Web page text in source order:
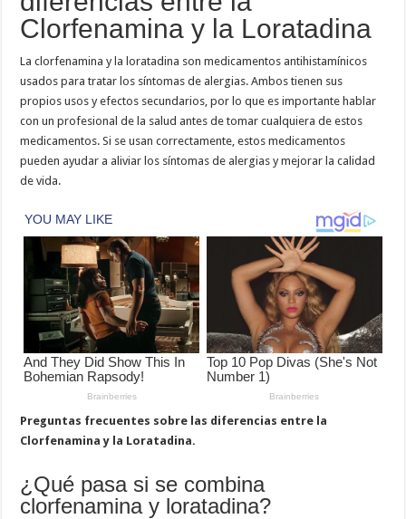
Clorfenamina y la Loratadina
La clorfenamina y la loratadina son medicamentos antihistamínicos
usados para tratar los síntomas de alergias. Ambos tienen sus
propios usos y efectos secundarios, por lo que es importante hablar
con un profesional de la salud antes de tomar cualquiera de estos
medicamentos. Si se usan correctamente, estos medicamentos
pueden ayudar a aliviar los síntomas de alergias y mejorar la calidad
de vida.
Preguntas frecuentes sobre las diferencias entre la
Clorfenamina y la Loratadina.
¿Qué pasa si se combina
clorfenamina y loratadina?